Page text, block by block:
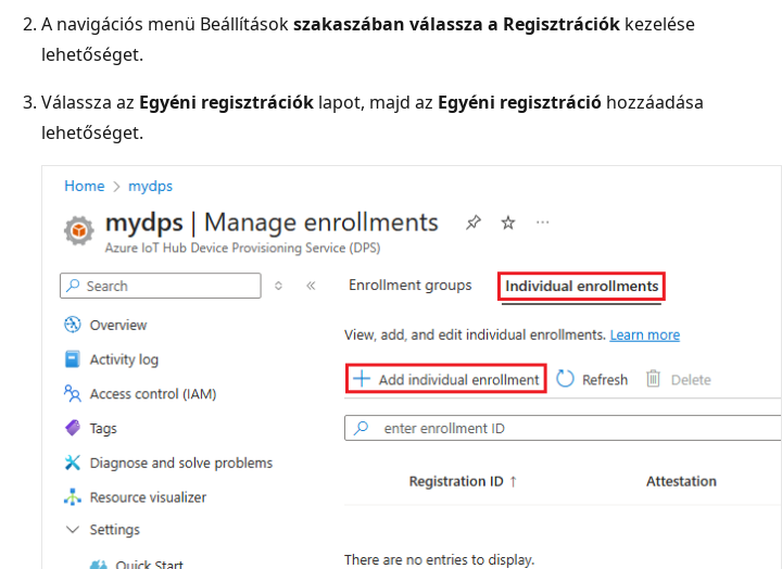
A navigációs menü Beállításokszakaszában válassza a Regisztrációk kezelése
lehetőséget.
Válassza az Egyéni regisztrációk lapot, majd az Egyéni regisztráció hozzáadása
lehetőséget.